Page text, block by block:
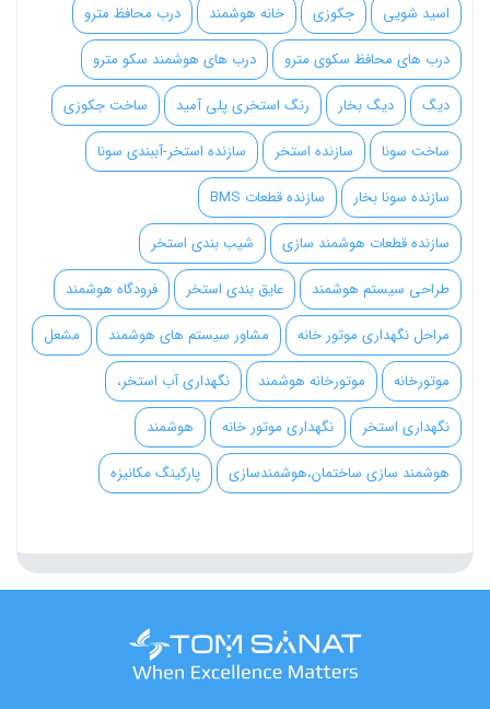
اسید شویی
جکوزی خانه هوشمند
درب محافظ مترو
درب های محافظ سکوی مترو
درب های هوشمند سکو مترو
دیگ
دیگ بخار رنگ استخری پلی آمید
ساخت جکوزی
ساخت سونا
سازنده استخر
سازنده استخر-آببندی سونا
سازنده سونا بخار
سازنده قطعات BMS
سازنده قطعات هوشمند سازی
شیب بندی استخر
طراحی سیستم هوشمند
عایق بندی استخر
فرودگاه هوشمند
مراحل نگهداری موتور خانه
مشاور سیستم های هوشمند
مشعل
موتورخانه
موتورخانه هوشمند
نگهداری آب استخر،
نگهداری استخر
نگهداری موتور خانه
هوشمند
هوشمند سازی ساختمان،هوشمندسازی
پارکینگ مکانیزه